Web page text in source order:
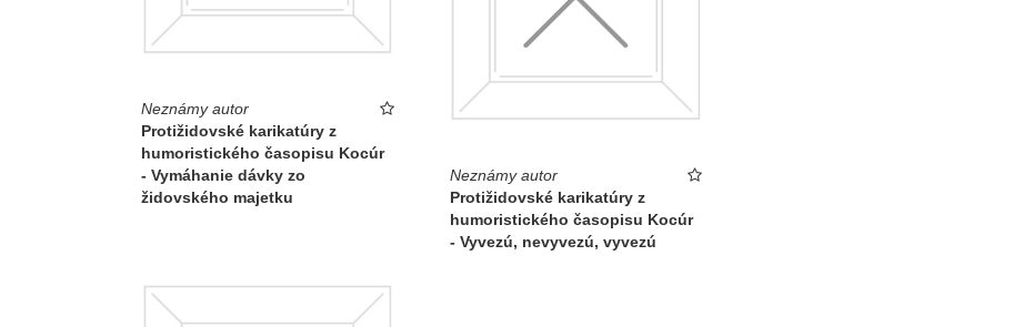
Neznámy autor
Protižidovské karikatúry z
humoristického časopisu Kocúr
- Vymáhanie dávky zo
židovského majetku
Neznámy autor
Protižidovské karikatúry z
humoristického časopisu Kocúr
- Vyvezú, nevyvezú, vyvezú